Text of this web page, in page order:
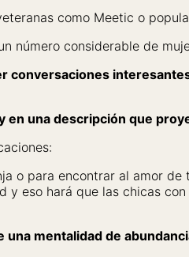
como Meetic o
número considerable de
conversaciones
una descripción que
o para encontrar al amor
eso hará que las chicas
mentalidad de